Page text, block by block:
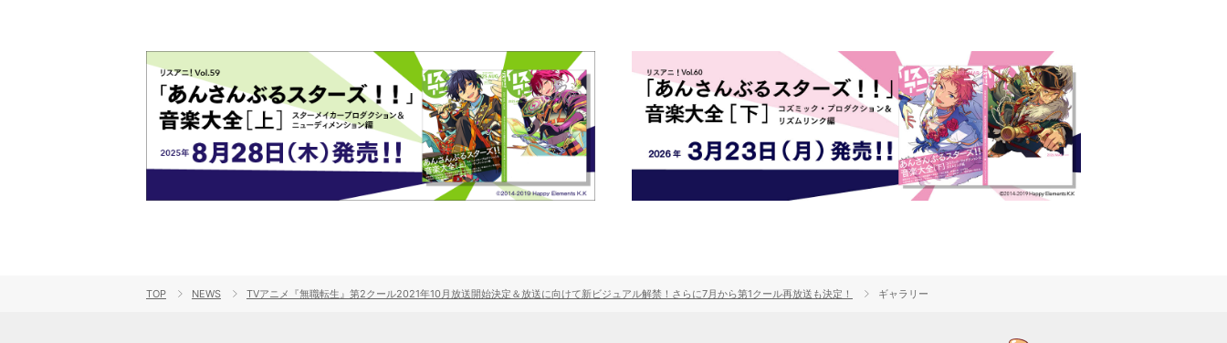
TOP NEWS TVアニメ『無職転生』第2クール2021年10月放送開始決定＆放送に向けて新ビジュアル解禁！さらに7月から第1クール再放送も決定！ ギャラリー